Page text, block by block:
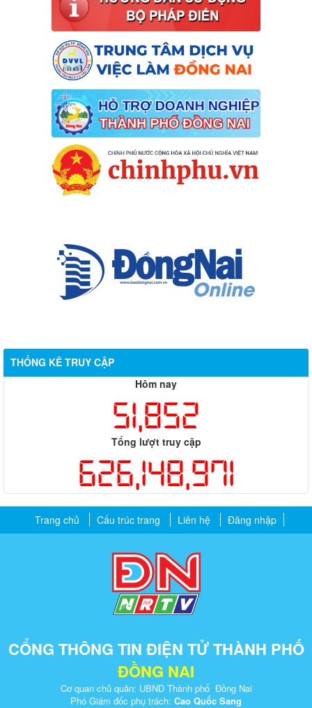
THỐNG KÊ TRUY CẬP
Hôm nay
51,852
Tổng lượt truy cập
626,148,971
Trang chủ Cấu trúc trang Liên hệ Đăng nhập
CỔNG THÔNG TIN ĐIỆN TỬ THÀNH PHỐ
ĐỒNG NAI
Cơ quan chủ quản: UBND Thành phố Đồng Nai
Phó Giám đốc phụ trách: Cao Quốc Sang